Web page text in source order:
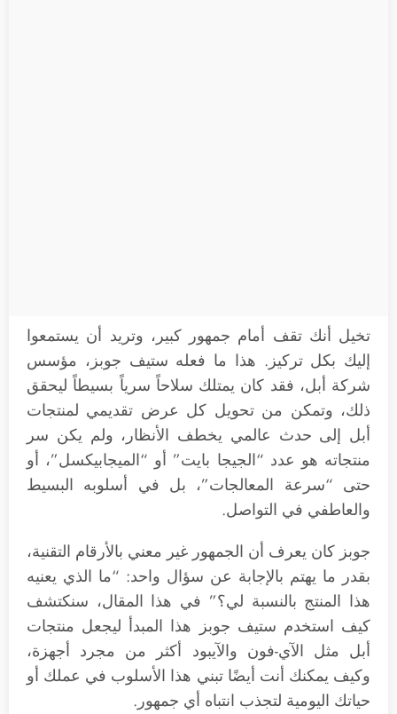
تخيل أنك تقف أمام جمهور كبير، وتريد أن يستمعوا
إليك بكل تركيز. هذا ما فعله ستيف جوبز، مؤسس
شركة أبل، فقد كان يمتلك سلاحاً سرياً بسيطاً ليحقق
ذلك، وتمكن من تحويل كل عرض تقديمي لمنتجات
أبل إلى حدث عالمي يخطف الأنظار، ولم يكن سر
منتجاته هو عدد “الجيجا بايت” أو “الميجابيكسل”، أو
حتى “سرعة المعالجات”، بل في أسلوبه البسيط
والعاطفي في التواصل.
جوبز كان يعرف أن الجمهور غير معني بالأرقام التقنية،
بقدر ما يهتم بالإجابة عن سؤال واحد: “ما الذي يعنيه
هذا المنتج بالنسبة لي؟” في هذا المقال، سنكتشف
كيف استخدم ستيف جوبز هذا المبدأ ليجعل منتجات
أبل مثل الآي-فون والآيبود أكثر من مجرد أجهزة،
وكيف يمكنك أنت أيضًا تبني هذا الأسلوب في عملك أو
حياتك اليومية لتجذب انتباه أي جمهور.